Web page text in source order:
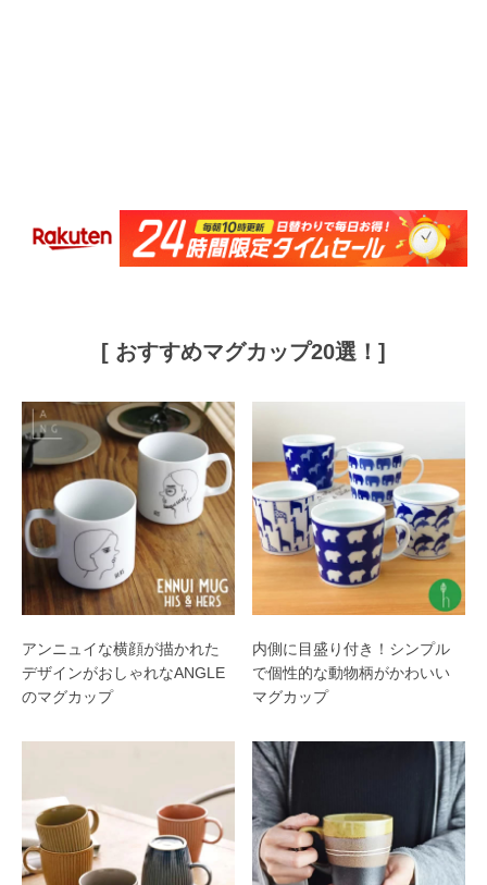
[ おすすめマグカップ20選！]
アンニュイな横顔が描かれた
デザインがおしゃれなANGLE
のマグカップ
内側に目盛り付き！シンプル
で個性的な動物柄がかわいい
マグカップ